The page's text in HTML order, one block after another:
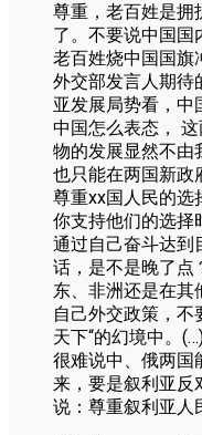
尊重，老百姓是拥
了。不要说中国国
老百姓烧中国国旗
外交部发言人期待
亚发展局势看，中
中国怎么表态，
物的发展显然不由
也只能在两国新政
尊重xx国人民的选
你支持他们的选择
通过自己奋斗达到
话，是不是晚了点
东、非洲还是在其
自己外交政策，不
天下“的幻境中。
很难说中、俄两国
来，要是叙利亚反
说：尊重叙利亚人